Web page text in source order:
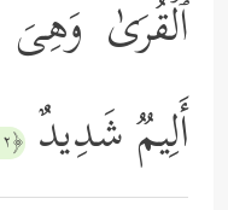
ٱلۡقُرَىٰ
أَلِیمࣱ شَدِیدٌ ﴿١٠٢﴾